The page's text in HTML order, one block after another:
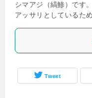
シマアジ（縞鯵）です
アッサリとしているた
Tweet